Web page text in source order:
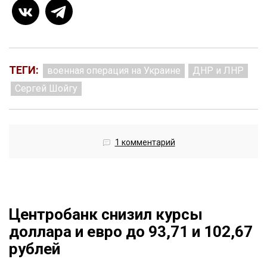
ТЕГИ: военная операция на Украине
ДНР и ЛНР
Сергей Шойгу
1 комментарий
Центробанк снизил курсы
доллара и евро до 93,71 и 102,67
рублей